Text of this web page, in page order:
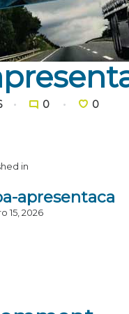
0 0
in
apresentaca
15, 2026